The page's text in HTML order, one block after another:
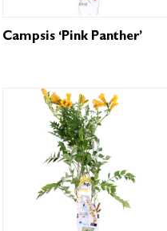
Campsis ‘Pink Panther’